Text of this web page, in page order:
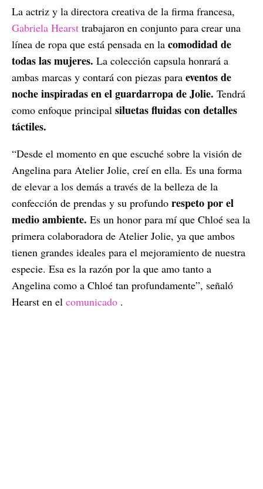
La actriz y la directora creativa de la firma francesa,
Gabriela Hearst trabajaron en conjunto para crear una
línea de ropa que está pensada en la comodidad de
todas las mujeres. La colección capsula honrará a
ambas marcas y contará con piezas para eventos de
noche inspiradas en el guardarropa de Jolie. Tendrá
como enfoque principal siluetas fluidas con detalles
táctiles.
“Desde el momento en que escuché sobre la visión de
Angelina para Atelier Jolie, creí en ella. Es una forma
de elevar a los demás a través de la belleza de la
confección de prendas y su profundo respeto por el
medio ambiente. Es un honor para mí que Chloé sea la
primera colaboradora de Atelier Jolie, ya que ambos
tienen grandes ideales para el mejoramiento de nuestra
especie. Esa es la razón por la que amo tanto a
Angelina como a Chloé tan profundamente”, señaló
Hearst en el comunicado .